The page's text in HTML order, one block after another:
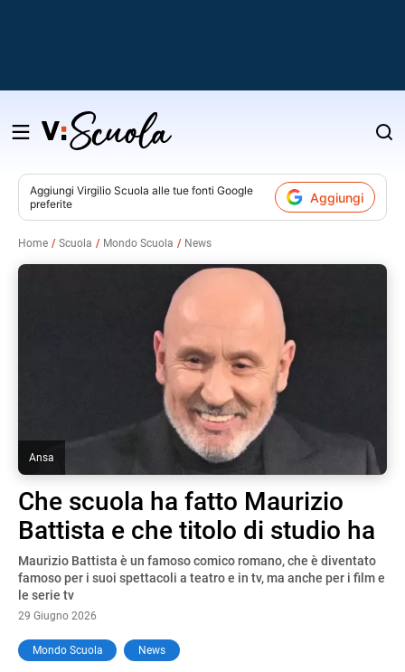
Salta
contenuto
Aggiungi Virgilio Scuola alle tue fonti Google
preferite
Aggiungi
Home Scuola Mondo Scuola News
Ansa
Che scuola ha fatto Maurizio
Battista e che titolo di studio ha
Maurizio Battista è un famoso comico romano, che è diventato
famoso per i suoi spettacoli a teatro e in tv, ma anche per i film e
le serie tv
29 Giugno 2026
Mondo Scuola News